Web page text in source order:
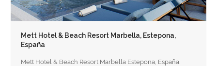
Mett Hotel & Beach Resort Marbella, Estepona,
España
Mett Hotel & Beach Resort Marbella Estepona, España.